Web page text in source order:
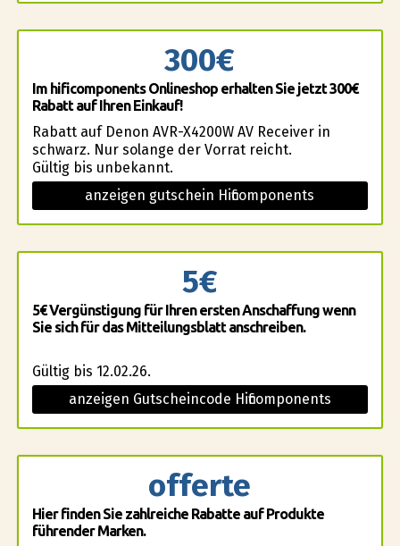
300€
Im hificomponents Onlineshop erhalten Sie jetzt 300€
Rabatt auf Ihren Einkauf!
Rabatt auf Denon AVR-X4200W AV Receiver in
schwarz. Nur solange der Vorrat reicht.
Gültig bis unbekannt.
anzeigen gutschein Hificomponents
5€
5€ Vergünstigung für Ihren ersten Anschaffung wenn
Sie sich für das Mitteilungsblatt anschreiben.
Gültig bis 12.02.26.
anzeigen Gutscheincode Hificomponents
offerte
Hier finden Sie zahlreiche Rabatte auf Produkte
führender Marken.